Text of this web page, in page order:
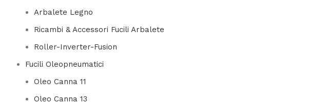
Arbalete Legno
Ricambi & Accessori Fucili Arbalete
Roller-Inverter-Fusion
Fucili Oleopneumatici
Oleo Canna 11
Oleo Canna 13